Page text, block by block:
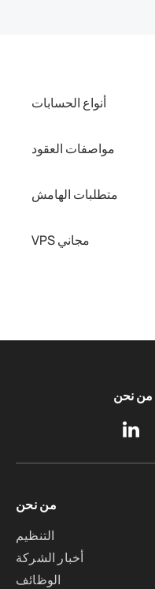
أنواع الحسابات
مواصفات العقود
متطلبات الهامش
VPS مجاني
من نحن
من نحن
التنظيم
أخبار الشركة
الوظائف